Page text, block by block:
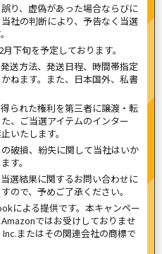
り、虚偽があった場合ならびに
社の判断により、予告なく当選
下旬を予定しております。
送方法、発送日程、時間帯指定
ねます。また、日本国外、私書
られた権利を第三者に譲渡・転
、ご当選アイテムのインター
いたします。
破損、紛失に関して当社はいか
す。
選結果に関するお問い合わせに
ので、予めご了承ください。
による提供です。本キャンペー
ではお受けしておりませ
またはその関連会社の商標で